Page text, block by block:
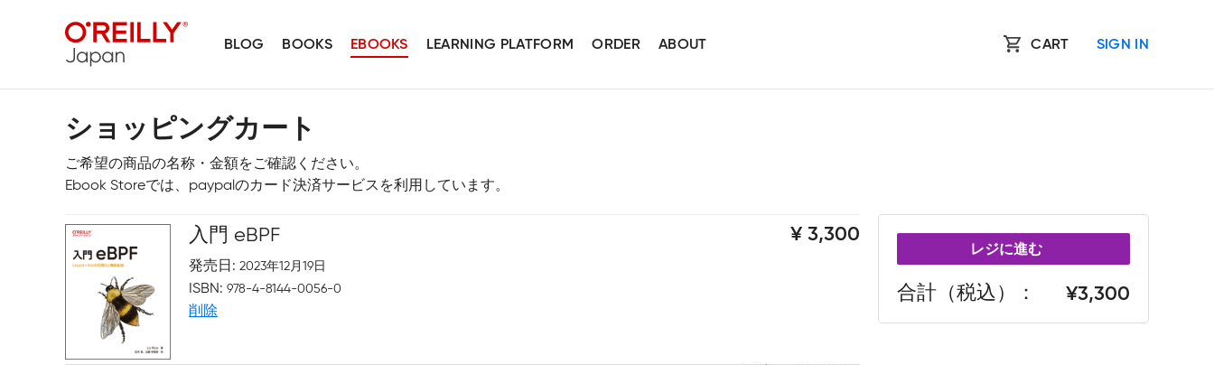
BLOG BOOKS EBOOKS LEARNING PLATFORM ORDER ABOUT CART SIGN IN
ショッピングカート
ご希望の商品の名称・金額をご確認ください。
Ebook Storeでは、paypalのカード決済サービスを利用しています。
入門 eBPF
発売日 2023年12月19日
ISBN 978-4-8144-0056-0
削除
3,300
レジに進む
合計（税込） 3,300